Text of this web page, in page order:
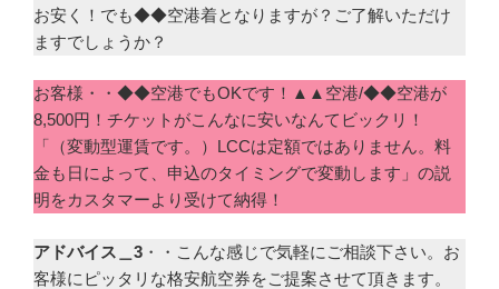
お安く！でも◆◆空港着となりますが？ご了解いただけ
ますでしょうか？
お客様・・◆◆空港でもOKです！▲▲空港/◆◆空港が
8,500円！チケットがこんなに安いなんてビックリ！
「（変動型運賃です。）LCCは定額ではありません。料
金も日によって、申込のタイミングで変動します」の説
明をカスタマーより受けて納得！
アドバイス＿3 ・・こんな感じで気軽にご相談下さい。お
客様にピッタリな格安航空券をご提案させて頂きます。